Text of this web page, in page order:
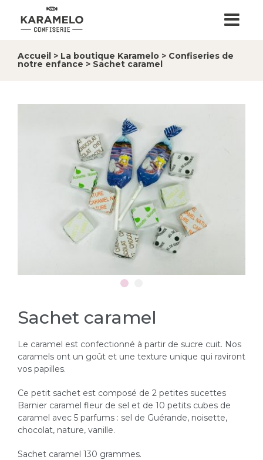
Accueil > La boutique Karamelo > Confiseries de
notre enfance > Sachet caramel
Sachet caramel
Le caramel est confectionné à partir de sucre cuit. Nos
caramels ont un goût et une texture unique qui raviront
vos papilles.
Ce petit sachet est composé de 2 petites sucettes
Barnier caramel fleur de sel et de 10 petits cubes de
caramel avec 5 parfums : sel de Guérande, noisette,
chocolat, nature, vanille.
Sachet caramel 130 grammes.